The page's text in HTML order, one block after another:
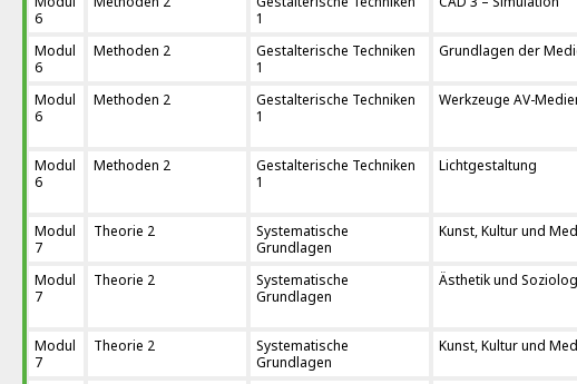
6
1
Modul
6
Methoden 2
Gestalterische Techniken
1
Grundlagen der
Modul
6
Methoden 2
Gestalterische Techniken
1
Werkzeuge AV-
Modul
6
Methoden 2
Gestalterische Techniken
1
Lichtgestaltung
Modul
7
Theorie 2
Systematische
Grundlagen
Kunst, Kultur und
Modul
7
Theorie 2
Systematische
Grundlagen
Ästhetik und
Modul
7
Theorie 2
Systematische
Grundlagen
Kunst, Kultur und